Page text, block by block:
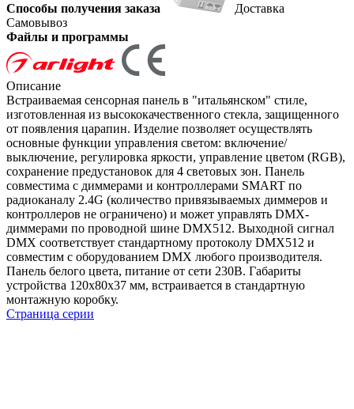
Способы получения заказа
Доставка
Самовывоз
Файлы и программы
Описание
Встраиваемая сенсорная панель в "итальянском" стиле,
изготовленная из высококачественного стекла, защищенного
от появления царапин. Изделие позволяет осуществлять
основные функции управления светом: включение/
выключение, регулировка яркости, управление цветом (RGB),
сохранение предустановок для 4 световых зон. Панель
совместима с диммерами и контроллерами SMART по
радиоканалу 2.4G (количество привязываемых диммеров и
контроллеров не ограничено) и может управлять DMX-
диммерами по проводной шине DMX512. Выходной сигнал
DMX соответствует стандартному протоколу DMX512 и
совместим с оборудованием DMX любого производителя.
Панель белого цвета, питание от сети 230В. Габариты
устройства 120х80х37 мм, встраивается в стандартную
монтажную коробку.
Страница серии